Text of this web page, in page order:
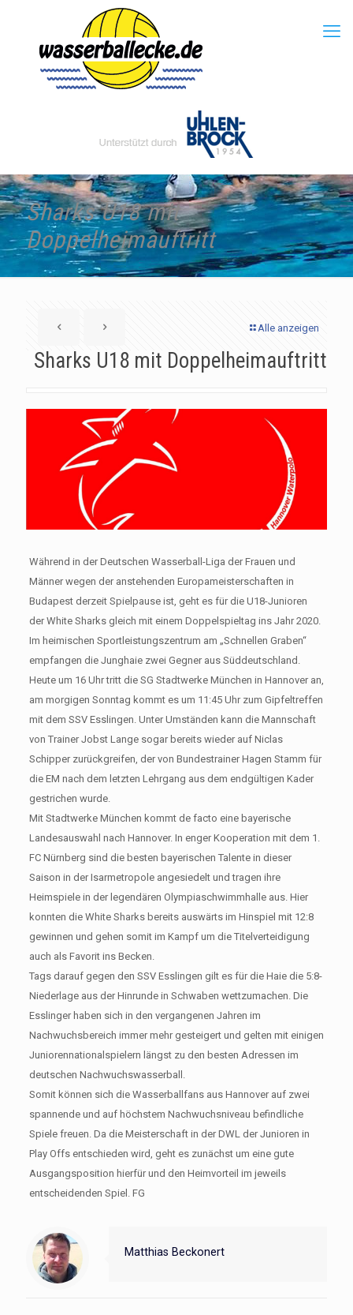
Sharks U18 mit
Doppelheimauftritt
Alle anzeigen
Sharks U18 mit Doppelheimauftritt
Während in der Deutschen Wasserball-Liga der Frauen und
Männer wegen der anstehenden Europameisterschaften in
Budapest derzeit Spielpause ist, geht es für die U18-Junioren
der White Sharks gleich mit einem Doppelspieltag ins Jahr 2020.
Im heimischen Sportleistungszentrum am „Schnellen Graben“
empfangen die Junghaie zwei Gegner aus Süddeutschland.
Heute um 16 Uhr tritt die SG Stadtwerke München in Hannover an,
am morgigen Sonntag kommt es um 11:45 Uhr zum Gipfeltreffen
mit dem SSV Esslingen. Unter Umständen kann die Mannschaft
von Trainer Jobst Lange sogar bereits wieder auf Niclas
Schipper zurückgreifen, der von Bundestrainer Hagen Stamm für
die EM nach dem letzten Lehrgang aus dem endgültigen Kader
gestrichen wurde.
Mit Stadtwerke München kommt de facto eine bayerische
Landesauswahl nach Hannover. In enger Kooperation mit dem 1.
FC Nürnberg sind die besten bayerischen Talente in dieser
Saison in der Isarmetropole angesiedelt und tragen ihre
Heimspiele in der legendären Olympiaschwimmhalle aus. Hier
konnten die White Sharks bereits auswärts im Hinspiel mit 12:8
gewinnen und gehen somit im Kampf um die Titelverteidigung
auch als Favorit ins Becken.
Tags darauf gegen den SSV Esslingen gilt es für die Haie die 5:8-
Niederlage aus der Hinrunde in Schwaben wettzumachen. Die
Esslinger haben sich in den vergangenen Jahren im
Nachwuchsbereich immer mehr gesteigert und gelten mit einigen
Juniorennationalspielern längst zu den besten Adressen im
deutschen Nachwuchswasserball.
Somit können sich die Wasserballfans aus Hannover auf zwei
spannende und auf höchstem Nachwuchsniveau befindliche
Spiele freuen. Da die Meisterschaft in der DWL der Junioren in
Play Offs entschieden wird, geht es zunächst um eine gute
Ausgangsposition hierfür und den Heimvorteil im jeweils
entscheidenden Spiel. FG
Matthias Beckonert